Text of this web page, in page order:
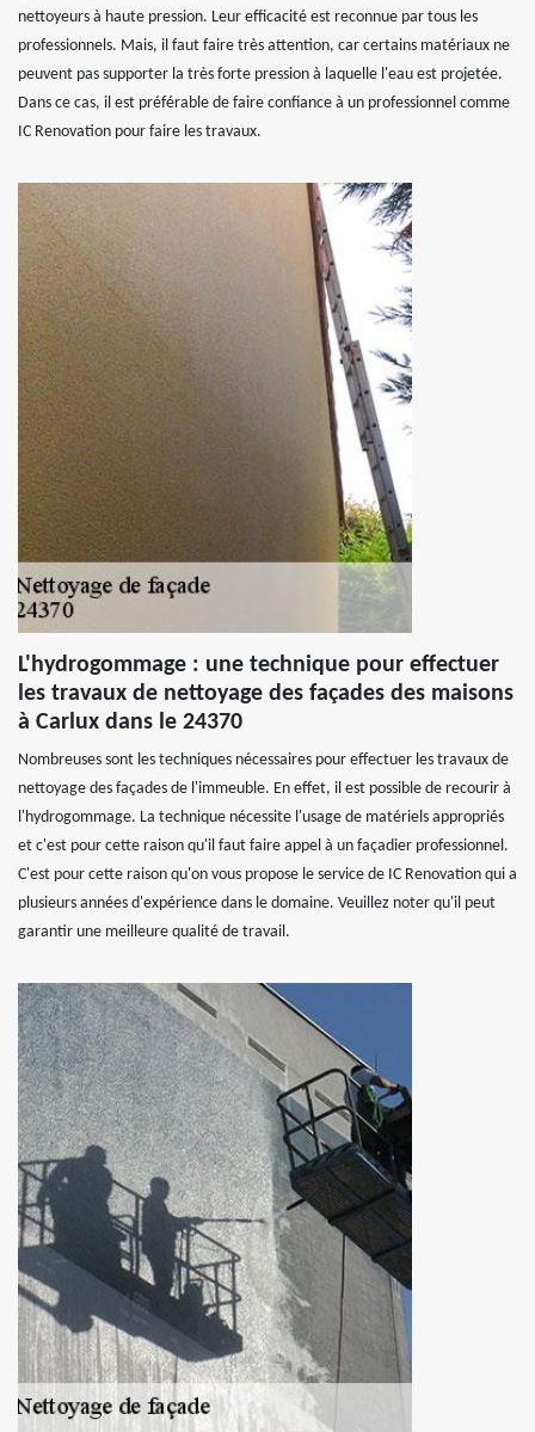
nettoyeurs à haute pression. Leur efficacité est reconnue par tous les
professionnels. Mais, il faut faire très attention, car certains matériaux ne
peuvent pas supporter la très forte pression à laquelle l'eau est projetée.
Dans ce cas, il est préférable de faire confiance à un professionnel comme
IC Renovation pour faire les travaux.
L'hydrogommage : une technique pour effectuer
les travaux de nettoyage des façades des maisons
à Carlux dans le 24370
Nombreuses sont les techniques nécessaires pour effectuer les travaux de
nettoyage des façades de l'immeuble. En effet, il est possible de recourir à
l'hydrogommage. La technique nécessite l'usage de matériels appropriés
et c'est pour cette raison qu'il faut faire appel à un façadier professionnel.
C'est pour cette raison qu'on vous propose le service de IC Renovation qui a
plusieurs années d'expérience dans le domaine. Veuillez noter qu'il peut
garantir une meilleure qualité de travail.